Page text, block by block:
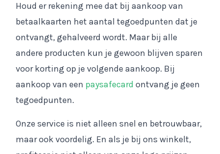
Houd er rekening mee dat bij aankoop van
betaalkaarten het aantal tegoedpunten dat je
ontvangt, gehalveerd wordt. Maar bij alle
andere producten kun je gewoon blijven sparen
voor korting op je volgende aankoop. Bij
aankoop van een paysafecard ontvang je geen
tegoedpunten.
Onze service is niet alleen snel en betrouwbaar,
maar ook voordelig. En als je bij ons winkelt,